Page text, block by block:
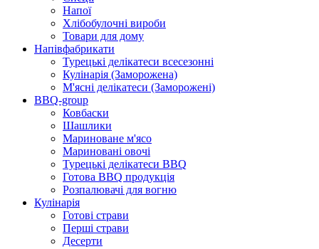
Напої
Хлібобулочні вироби
Товари для дому
Напівфабрикати
Турецькі делікатеси всесезонні
Кулінарія (Заморожена)
М'ясні делікатеси (Заморожені)
BBQ-group
Ковбаски
Шашлики
Мариноване м'ясо
Мариновані овочі
Турецькі делікатеси BBQ
Готова BBQ продукція
Розпалювачі для вогню
Кулінарія
Готові страви
Перші страви
Десерти